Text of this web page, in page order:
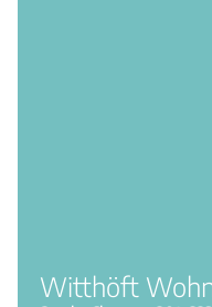
Witthöft